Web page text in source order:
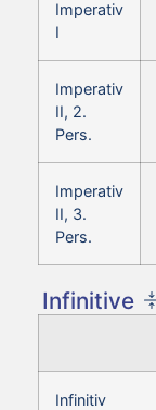
Imperativ
I
Imperativ
II, 2.
Pers.
Imperativ
II, 3.
Pers.
Infinitive
Infinitiv